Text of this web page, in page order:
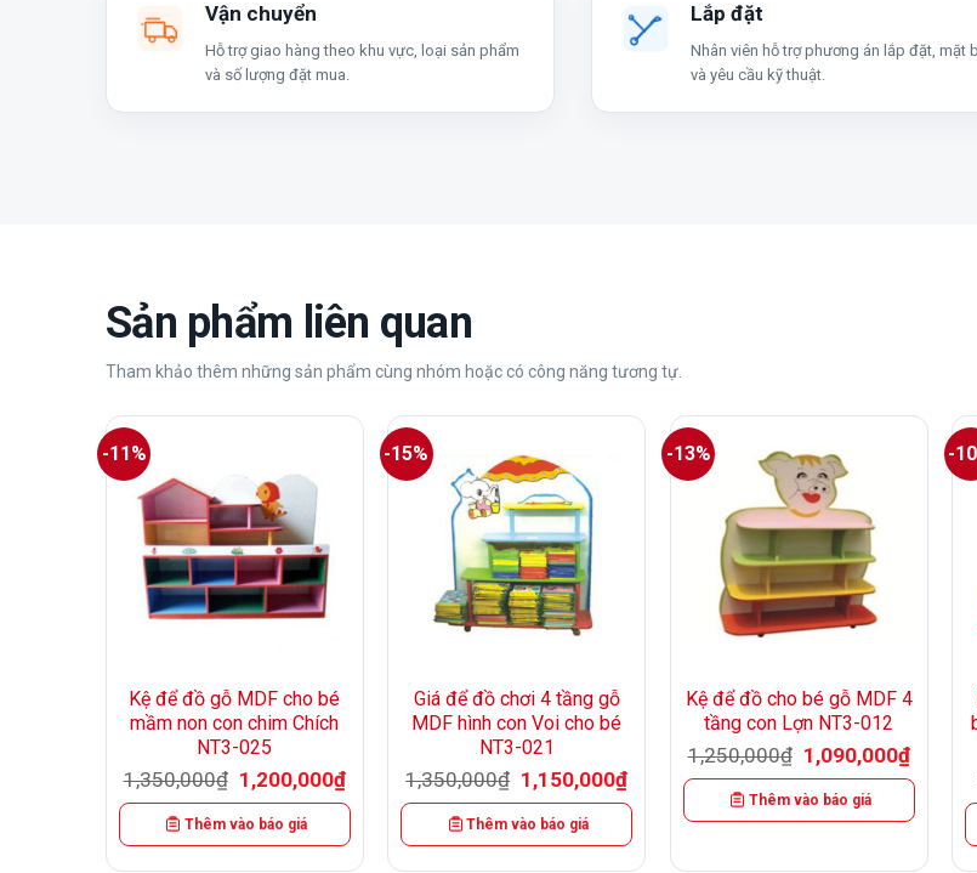
Vận chuyển
Hỗ trợ giao hàng theo khu vực, loại sản phẩm
và số lượng đặt mua.
Lắp đặt
Nhân viên hỗ trợ phương án lắp đặt, mặt
và yêu cầu kỹ thuật.
Sản phẩm liên quan
Tham khảo thêm những sản phẩm cùng nhóm hoặc có công năng tương tự.
-11%
Kệ để đồ gỗ MDF cho bé
mầm non con chim Chích
NT3-025
1,350,000₫
Giá
gốc
là:
1,350,000₫.
1,200,000₫Giá
hiện
tại
1,200,000₫.
Thêm vào báo giá
-15%
Giá để đồ chơi 4 tầng gỗ
MDF hình con Voi cho bé
NT3-021
1,350,000₫ Giá
gốc
là:
1,350,000₫.
1,150,000₫Giá
tại
1,150,000₫.
Thêm vào báo giá
-13%
Kệ để đồ cho bé gỗ MDF 4
tầng con Lợn NT3-012
1,250,000₫
Giá
gốc
là:
1,250,000₫.
1,090,000₫Giá
hiện
tại
Thêm vào báo giá
-